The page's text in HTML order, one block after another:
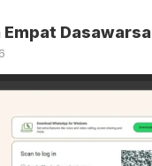
Dasawarsa